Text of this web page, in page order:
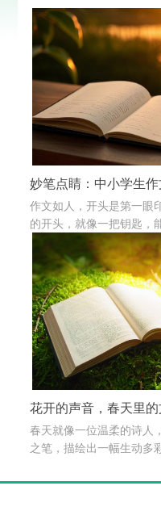
作文如人，开头是第一眼
的开头，就像一把钥匙，
的心门；又如磁铁，牢牢
目光。你是否常为"如何
别怕！本期专题将带你解
籍，助你下笔如有神！
花开的声音，春天里
春天就像一位温柔的诗人
之笔，描绘出一幅生动多
妙的旋律，悠然奏响了春